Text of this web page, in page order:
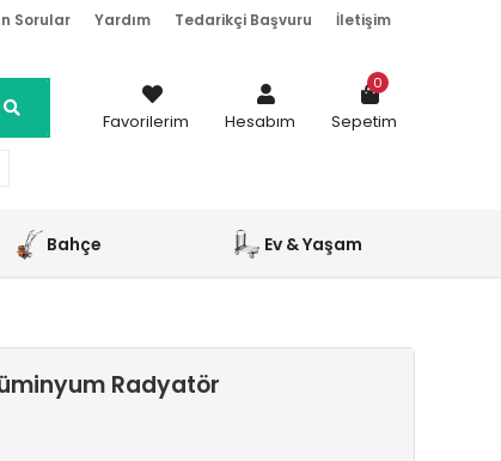
Sorular Yardım Tedarikçi Başvuru İletişim
Favorilerim Hesabım Sepetim
0
Bahçe Ev & Yaşam
Radyatör